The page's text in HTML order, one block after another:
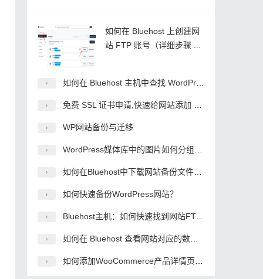
如何在 Bluehost 上创建网
站 FTP 账号（详细步骤 ...
如何在 Bluehost 主机中查找 WordPress 网 ...
免费 SSL 证书申请,快速给网站添加 HTTPS
WP网站备份与迁移
WordPress媒体库中的图片如何分组管理？
如何在Bluehost中下载网站备份文件：详细教程与步骤
如何快速备份WordPress网站？
Bluehost主机：如何快速找到网站FTP地址及登录信息
如何在 Bluehost 查看网站对应的数据库名称？
如何添加WooCommerce产品详情页面的选项卡？